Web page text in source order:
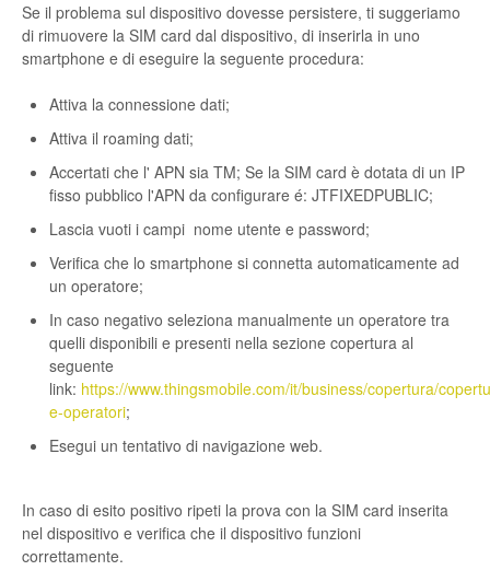
Se il problema sul dispositivo dovesse persistere, ti suggeriamo
di rimuovere la SIM card dal dispositivo, di inserirla in uno
smartphone e di eseguire la seguente procedura:
Attiva la connessione dati;
Attiva il roaming dati;
Accertati che l' APN sia TM; Se la SIM card è dotata di un IP
fisso pubblico l'APN da configurare é: JTFIXEDPUBLIC;
Lascia vuoti i campi nome utente e password;
Verifica che lo smartphone si connetta automaticamente ad
un operatore;
In caso negativo seleziona manualmente un operatore tra
quelli disponibili e presenti nella sezione copertura al
seguente
link: https://www.thingsmobile.com/it/business/copertura/
e-operatori;
Esegui un tentativo di navigazione web.
In caso di esito positivo ripeti la prova con la SIM card inserita
nel dispositivo e verifica che il dispositivo funzioni
correttamente.